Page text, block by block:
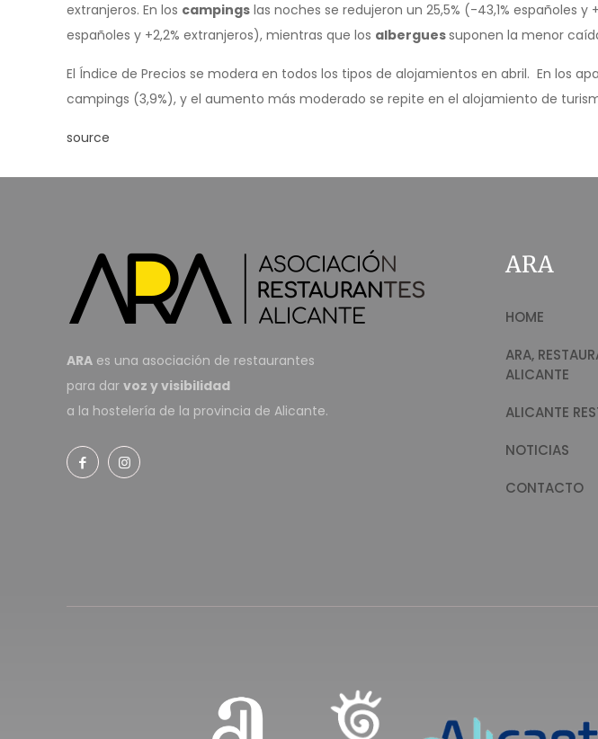
extranjeros. En los campings las noches se redujeron un 25,5% (-43,1% españoles y
españoles y +2,2% extranjeros), mientras que los alberguessuponen la menor
El Índice de Precios se modera en todos los tipos de alojamientos en abril. En los
campings (3,9%), y el aumento más moderado se repite en el alojamiento de
source
ARA es una asociación de restaurantes
para dar voz y visibilidad
a la hostelería de la provincia de Alicante.
ARA
HOME
ARA,
ALICANTE
ALICANTE
NOTICIAS
CONTACTO